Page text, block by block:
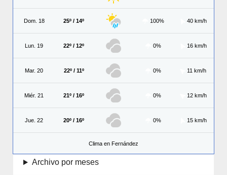
Dom. 18 25º / 14º 100% 40 km/h
Lun. 19 22º / 12º 0% 16 km/h
Mar. 20 22º / 11º 0% 11 km/h
Miér. 21 21º / 16º 0% 12 km/h
Jue. 22 20º / 16º 0% 15 km/h
Clima en Fernández
Archivo por meses